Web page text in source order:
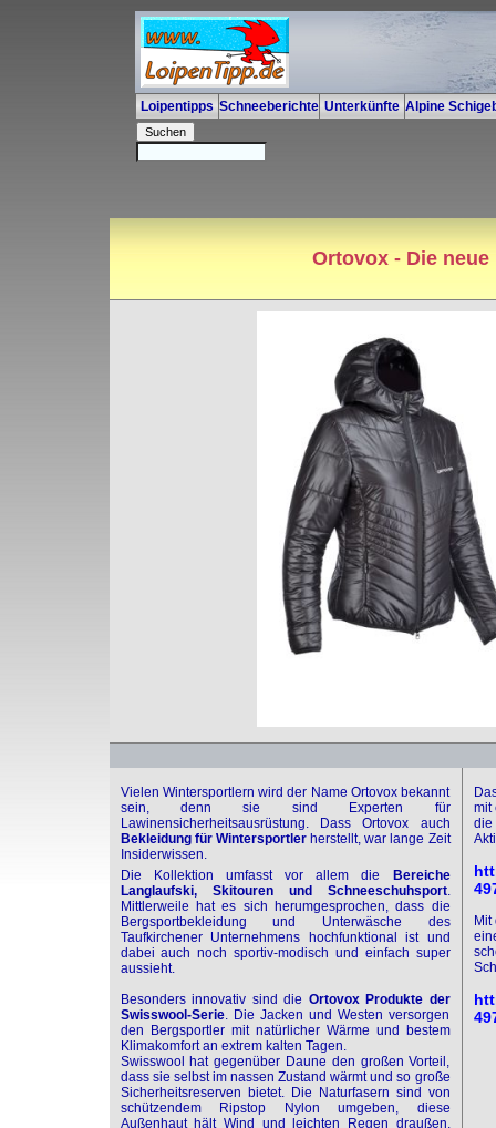
Loipentipps Schneeberichte Unterkünfte Alpine
Ortovox - Die
Vielen Wintersportlern wird der Name Ortovox bekannt
sein, denn sie sind Experten für
Lawinensicherheitsausrüstung. Dass Ortovox auch
Bekleidung für Wintersportlerherstellt, war lange Zeit
Insiderwissen.
Die Kollektion umfasst vor allem die
Bereiche
Langlaufski, Skitouren
und Schneeschuhsport.
Mittlerweile hat es sich herumgesprochen, dass die
Bergsportbekleidung und Unterwäsche des
Taufkirchener Unternehmens hochfunktional ist und
dabei auch noch sportiv-modisch und einfach super
aussieht.
Besonders innovativ sind die Ortovox Produkte der
Swisswool-Serie. Die Jacken und Westen versorgen
den Bergsportler mit natürlicher Wärme und bestem
Klimakomfort an extrem kalten Tagen.
Swisswool hat gegenüber Daune den großen Vorteil,
dass sie selbst im nassen Zustand wärmt und so große
Sicherheitsreserven bietet. Die Naturfasern sind von
schützendem Ripstop Nylon umgeben, diese
Außenhaut hält Wind und leichten Regen draußen,
mit
die